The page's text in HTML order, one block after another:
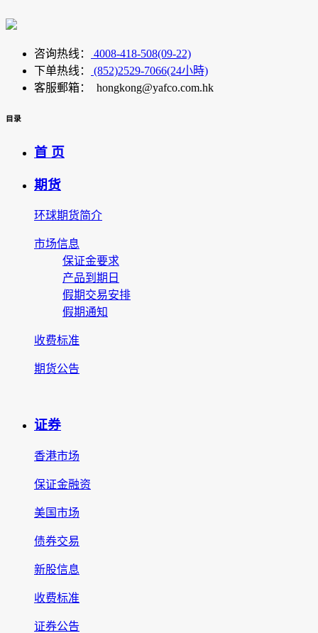
咨询热线：
4008-418-508(09-22)
下单热线：
(852)2529-7066(24小時)
客服郵箱： hongkong@yafco.com.hk
目录
首 页
期货
环球期货简介
市场信息
保证金要求
产品到期日
假期交易安排
假期通知
收费标准
期货公告
证券
香港市场
保证金融资
美国市场
债券交易
新股信息
收费标准
证券公告